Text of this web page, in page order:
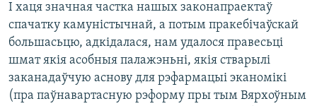
І хаця значная частка нашых законапраектаў
спачатку камуністычнай, а потым пракебічаўскай
большасьцю, адкідалася, нам удалося правесьці
шмат якія асобныя палажэньні, якія стварылі
заканадаўчую аснову для рэфармацыі эканомікі
(пра паўнавартасную рэформу пры тым Вярхоўным